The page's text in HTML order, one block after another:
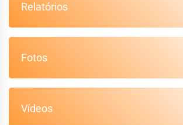
Relatórios
Fotos
Vídeos